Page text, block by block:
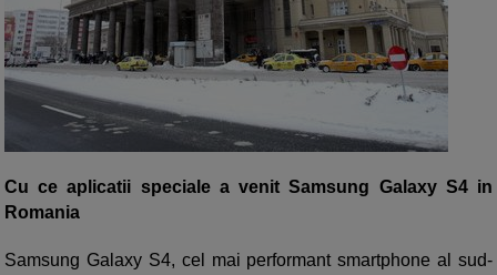
Cu ce aplicatii speciale a venit Samsung Galaxy S4 in
Romania
Samsung Galaxy S4, cel mai performant smartphone al sud-